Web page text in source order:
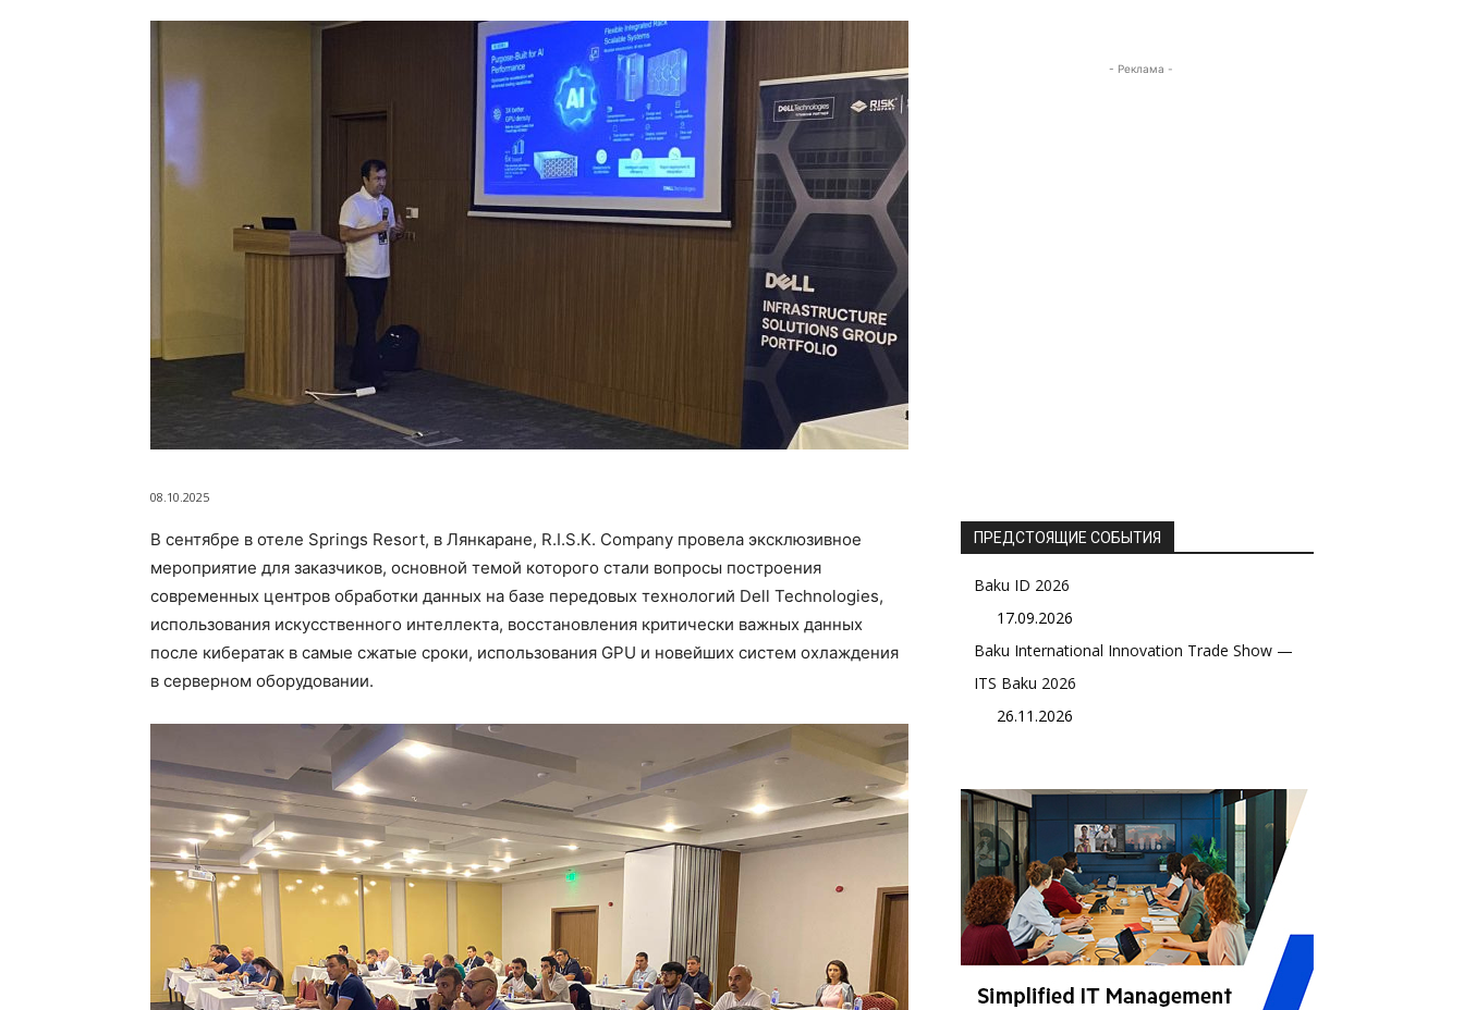
08.10.2025
В сентябре в отеле Springs Resort, в Лянкаране, R.I.S.K. Company провела эксклюзивное
мероприятие для заказчиков, основной темой которого стали вопросы построения
современных центров обработки данных на базе передовых технологий Dell Technologies,
использования искусственного интеллекта, восстановления критически важных данных
после кибератак в самые сжатые сроки, использования GPU и новейших систем охлаждения
в серверном оборудовании.
- Реклама -
ПРЕДСТОЯЩИЕ СОБЫТИЯ
Baku ID 2026
17.09.2026
Baku International Innovation Trade Show —
ITS Baku 2026
26.11.2026